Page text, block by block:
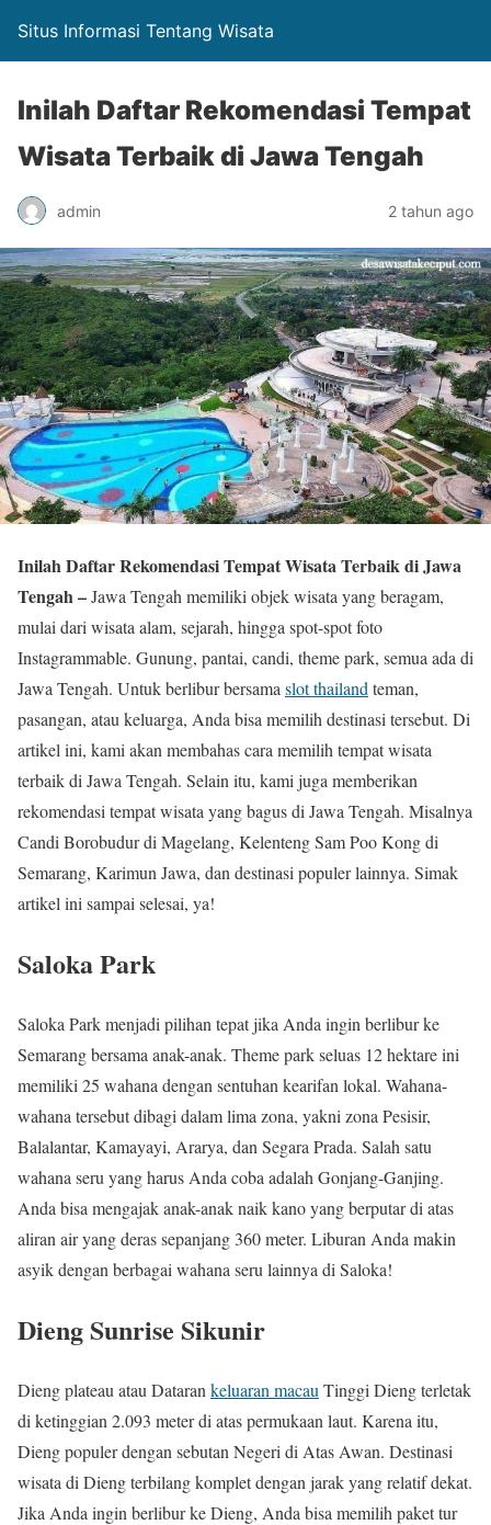
Situs Informasi Tentang Wisata
Inilah Daftar Rekomendasi Tempat
Wisata Terbaik di Jawa Tengah
admin 2 tahun ago
Inilah Daftar Rekomendasi Tempat Wisata Terbaik di Jawa
Tengah –Jawa Tengah memiliki objek wisata yang beragam,
mulai dari wisata alam, sejarah, hingga spot-spot foto
Instagrammable. Gunung, pantai, candi, theme park, semua ada di
Jawa Tengah. Untuk berlibur bersama slot thailand teman,
pasangan, atau keluarga, Anda bisa memilih destinasi tersebut. Di
artikel ini, kami akan membahas cara memilih tempat wisata
terbaik di Jawa Tengah. Selain itu, kami juga memberikan
rekomendasi tempat wisata yang bagus di Jawa Tengah. Misalnya
Candi Borobudur di Magelang, Kelenteng Sam Poo Kong di
Semarang, Karimun Jawa, dan destinasi populer lainnya. Simak
artikel ini sampai selesai, ya!
Saloka Park
Saloka Park menjadi pilihan tepat jika Anda ingin berlibur ke
Semarang bersama anak-anak. Theme park seluas 12 hektare ini
memiliki 25 wahana dengan sentuhan kearifan lokal. Wahana-
wahana tersebut dibagi dalam lima zona, yakni zona Pesisir,
Balalantar, Kamayayi, Ararya, dan Segara Prada. Salah satu
wahana seru yang harus Anda coba adalah Gonjang-Ganjing.
Anda bisa mengajak anak-anak naik kano yang berputar di atas
aliran air yang deras sepanjang 360 meter. Liburan Anda makin
asyik dengan berbagai wahana seru lainnya di Saloka!
Dieng Sunrise Sikunir
Dieng plateau atau Dataran keluaran macau Tinggi Dieng terletak
di ketinggian 2.093 meter di atas permukaan laut. Karena itu,
Dieng populer dengan sebutan Negeri di Atas Awan. Destinasi
wisata di Dieng terbilang komplet dengan jarak yang relatif dekat.
Jika Anda ingin berlibur ke Dieng, Anda bisa memilih paket tur